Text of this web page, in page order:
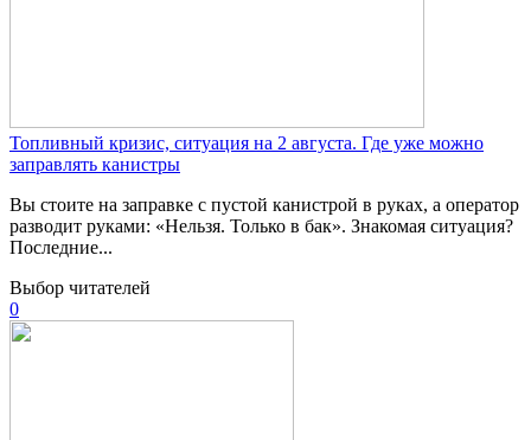
Топливный кризис, ситуация на 2 августа. Где уже можно
заправлять канистры
Вы стоите на заправке с пустой канистрой в руках, а оператор
разводит руками: «Нельзя. Только в бак». Знакомая ситуация?
Последние...
Выбор читателей
0